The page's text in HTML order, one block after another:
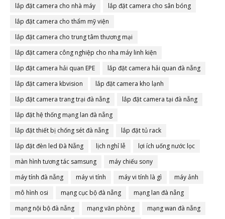
lắp đặt camera cho nhà máy
lắp đặt camera cho sân bóng
lắp đặt camera cho thẩm mỹ viện
lắp đặt camera cho trung tâm thương mại
lắp đặt camera công nghiệp cho nha máy linh kiện
lắp đặt camera hải quan EPE
lắp đặt camera hải quan đà nẵng
lắp đặt camera kbvision
lắp đặt camera kho lạnh
lắp đặt camera trang trại đà nẵng
lắp đặt camera tại đà nẵng
lắp đặt hệ thống mạng lan đà nẵng
lắp đặt thiết bị chống sét đà nẵng
lắp đặt tủ rack
lắp đặt đèn led Đà Nẵng
lịch nghỉ lễ
lợi ích uống nước lọc
màn hình tương tác samsung
máy chiếu sony
máy tính đà nẵng
máy vi tính máy vi tính là gì
máy ảnh
mô hình osi
mạng cục bộ đà nẵng
mạng lan đà nẵng
mạng nội bộ đà nẵng
mạng văn phòng
mạng wan đà nẵng